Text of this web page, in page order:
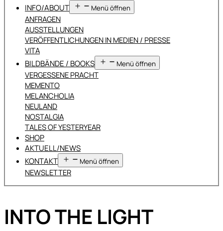
INFO/ABOUT Menü öffnen
ANFRAGEN
AUSSTELLUNGEN
VERÖFFENTLICHUNGEN IN MEDIEN / PRESSE
VITA
BILDBÄNDE / BOOKS Menü öffnen
VERGESSENE PRACHT
MEMENTO
MELANCHOLIA
NEULAND
NOSTALGIA
TALES OF YESTERYEAR
SHOP
AKTUELL/NEWS
KONTAKT
Menü öffnen
NEWSLETTER
INTO THE LIGHT